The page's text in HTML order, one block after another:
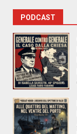
PODCAST